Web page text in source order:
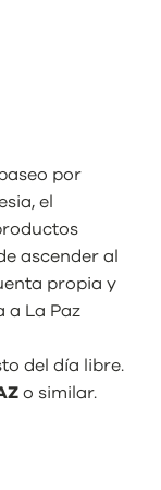
por
el
ascender al
propia y
a La Paz
del día libre.
o similar.